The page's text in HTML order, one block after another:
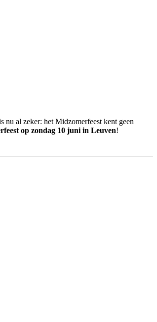
nu al zeker: het Midzomerfeest kent geen
op zondag 10 juni in Leuven!